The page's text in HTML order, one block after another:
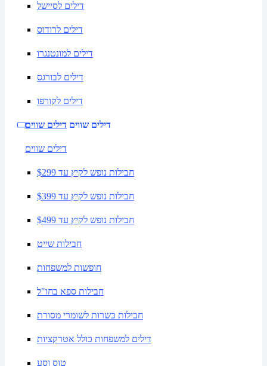
דילים לסיישל
דילים לרודוס
דילים למונטנגרו
דילים לבורגס
דילים לקורפו
דילים שווים דילים שווים
דילים שווים
חבילות נופש לקיץ עד $299
חבילות נופש לקיץ עד $399
חבילות נופש לקיץ עד $499
חבילות שייט
חופשות למשפחות
חבילות ספא בחו"ל
חבילות כשרות לשומרי מסורת
דילים למשפחות כולל אטרקציות
טוס וסע